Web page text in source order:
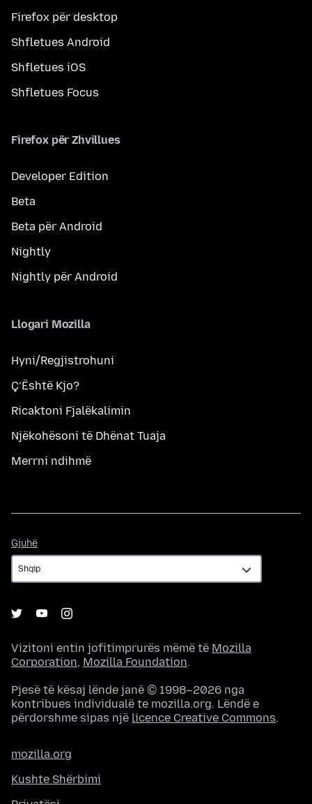
Firefox për desktop
Shfletues Android
Shfletues iOS
Shfletues Focus
Firefox për Zhvillues
Developer Edition
Beta
Beta për Android
Nightly
Nightly për Android
Llogari Mozilla
Hyni/Regjistrohuni
Ç’Është Kjo?
Ricaktoni Fjalëkalimin
Njëkohësoni të Dhënat Tuaja
Merrni ndihmë
Gjuhë
Vizitoni entin jofitimprurës mëmë të Mozilla
Corporation, Mozilla Foundation.
Pjesë të kësaj lënde janë © 1998–2026 nga
kontribues individualë te mozilla.org. Lëndë e
përdorshme sipas një licence Creative Commons.
mozilla.org
Kushte Shërbimi